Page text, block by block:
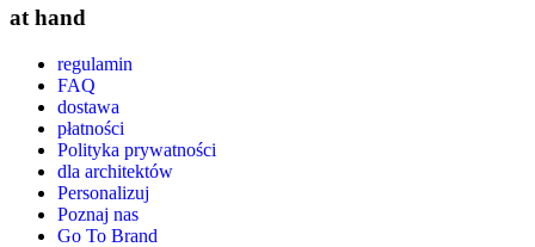
at hand
regulamin
FAQ
dostawa
płatności
Polityka prywatności
dla architektów
Personalizuj
Poznaj nas
Go To Brand